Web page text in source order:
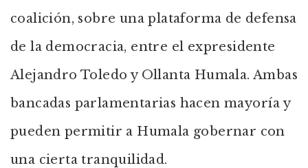
coalición, sobre una plataforma de defensa
de la democracia, entre el expresidente
Alejandro Toledo y Ollanta Humala. Ambas
bancadas parlamentarias hacen mayoría y
pueden permitir a Humala gobernar con
una cierta tranquilidad.